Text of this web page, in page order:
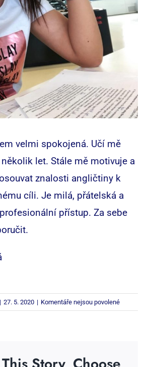
velmi spokojená. Učí mě
let. Stále mě motivuje a
znalosti angličtiny k
cíli. Je milá, přátelská a
přístup. Za sebe
| 27. 5. 2020 | Komentáře nejsou povolenéu
textu